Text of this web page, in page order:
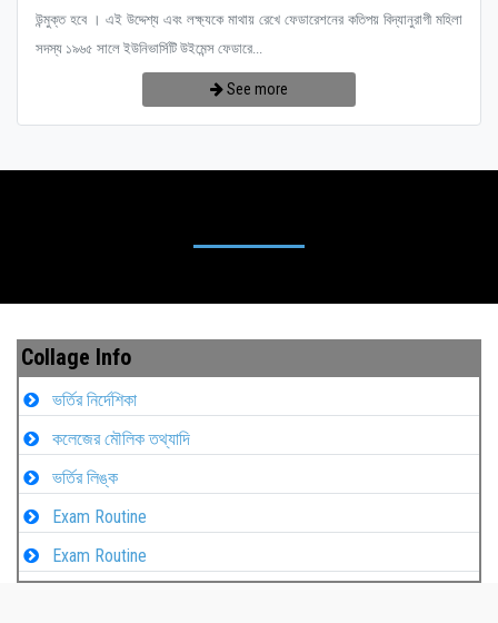
উন্মুক্ত হবে । এই উদ্দেশ্য এবং লক্ষ্যকে মাথায় রেখে ফেডারেশনের কতিপয় বিদ্যানুরাগী মহিলা
সদস্য ১৯৬৫ সালে ইউনিভার্সিটি উইমেন্স ফেডারে...
See more
Collage Info
ভর্তির নির্দেশিকা
কলেজের মৌলিক তথ্যাদি
ভর্তির লিঙ্ক
Exam Routine
Exam Routine